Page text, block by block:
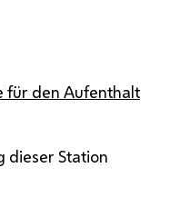
für den Aufenthalt
dieser Station